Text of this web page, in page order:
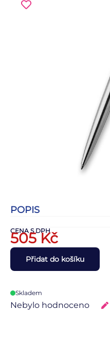
POPIS
CENA S DPH
505Kč
Přidat do košíku
Skladem
Nebylo hodnoceno